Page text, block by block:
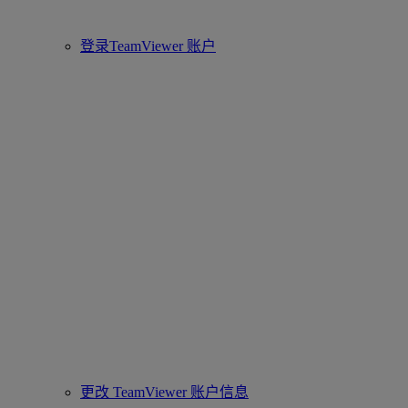
登录TeamViewer 账户
更改 TeamViewer 账户信息